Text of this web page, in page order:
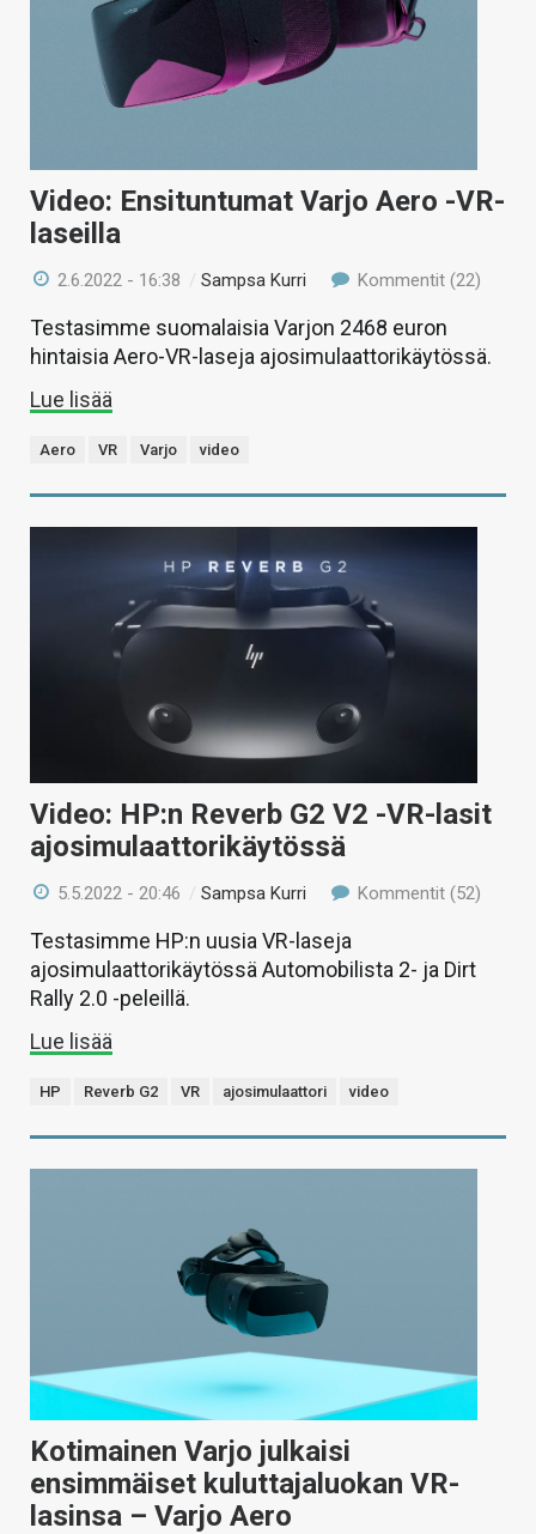
Video: Ensituntumat Varjo Aero -VR-
laseilla
2.6.2022 - 16:38 /Sampsa Kurri Kommentit (22)
Testasimme suomalaisia Varjon 2468 euron
hintaisia Aero-VR-laseja ajosimulaattorikäytössä.
Lue lisää
Aero VR Varjo video
Video: HP:n Reverb G2 V2 -VR-lasit
ajosimulaattorikäytössä
5.5.2022 - 20:46 /Sampsa Kurri Kommentit (52)
Testasimme HP:n uusia VR-laseja
ajosimulaattorikäytössä Automobilista 2- ja Dirt
Rally 2.0 -peleillä.
Lue lisää
HP Reverb G2 VR ajosimulaattori video
Kotimainen Varjo julkaisi
ensimmäiset kuluttajaluokan VR-
lasinsa – Varjo Aero